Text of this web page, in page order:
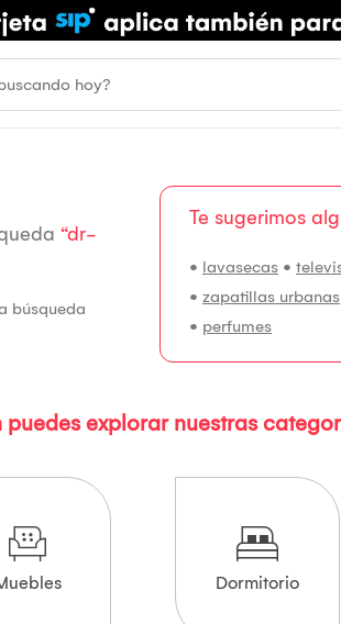
“dr-
búsqueda
Te sugerimos
• lavasecas •
• zapatillas urbanas
• perfumes
puedes explorar nuestras
Dormitorio